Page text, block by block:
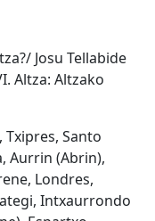
Josu Tellabide
Altza: Altzako
Txipres, Santo
Aurrin (Abrin),
Londres,
Intxaurrondo